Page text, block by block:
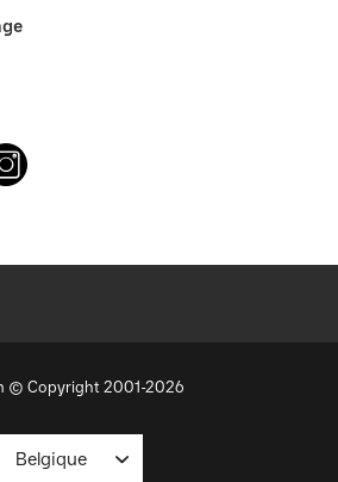
© Copyright 2001-2026
Belgique